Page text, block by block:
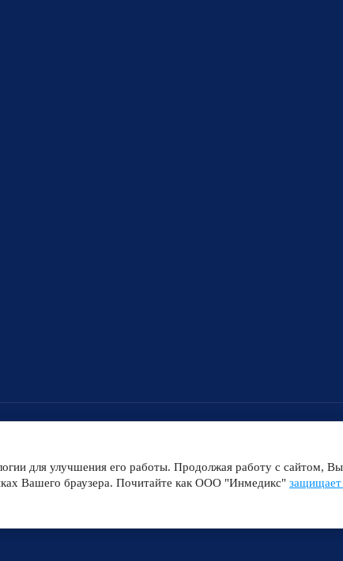
для улучшения его работы. Продолжая работу с сайтом,
Вашего браузера. Почитайте как ООО "Инмедикс"